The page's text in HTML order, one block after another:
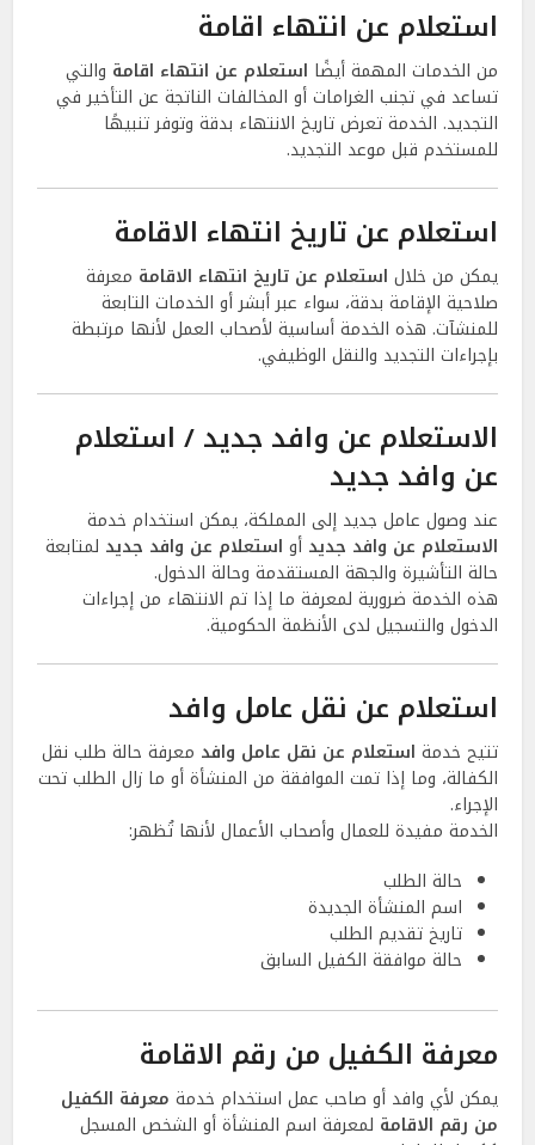
استعلام عن انتهاء اقامة
من الخدمات المهمة أيضًا استعلام عن انتهاء اقامة والتي
تساعد في تجنب الغرامات أو المخالفات الناتجة عن التأخير في
التجديد. الخدمة تعرض تاريخ الانتهاء بدقة وتوفر تنبيهًا
للمستخدم قبل موعد التجديد.
استعلام عن تاريخ انتهاء الاقامة
يمكن من خلال استعلام عن تاريخ انتهاء الاقامة معرفة
صلاحية الإقامة بدقة، سواء عبر أبشر أو الخدمات التابعة
للمنشآت. هذه الخدمة أساسية لأصحاب العمل لأنها مرتبطة
بإجراءات التجديد والنقل الوظيفي.
الاستعلام عن وافد جديد / استعلام
عن وافد جديد
عند وصول عامل جديد إلى المملكة، يمكن استخدام خدمة
الاستعلام عن وافد جديد أو استعلام عن وافد جديد لمتابعة
حالة التأشيرة والجهة المستقدمة وحالة الدخول.
هذه الخدمة ضرورية لمعرفة ما إذا تم الانتهاء من إجراءات
الدخول والتسجيل لدى الأنظمة الحكومية.
استعلام عن نقل عامل وافد
تتيح خدمة استعلام عن نقل عامل وافد معرفة حالة طلب نقل
الكفالة، وما إذا تمت الموافقة من المنشأة أو ما زال الطلب تحت
الإجراء.
الخدمة مفيدة للعمال وأصحاب الأعمال لأنها تُظهر:
حالة الطلب
اسم المنشأة الجديدة
تاريخ تقديم الطلب
حالة موافقة الكفيل السابق
معرفة الكفيل من رقم الاقامة
يمكن لأي وافد أو صاحب عمل استخدام خدمة معرفة الكفيل
من رقم الاقامة لمعرفة اسم المنشأة أو الشخص المسجل